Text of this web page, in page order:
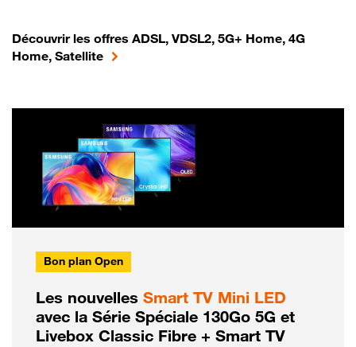
Découvrir les offres ADSL, VDSL2, 5G+ Home, 4G
Home, Satellite
Bon plan Open
Les nouvelles Smart TV Mini LED
avec la Série Spéciale 130Go 5G et
Livebox Classic Fibre + Smart TV